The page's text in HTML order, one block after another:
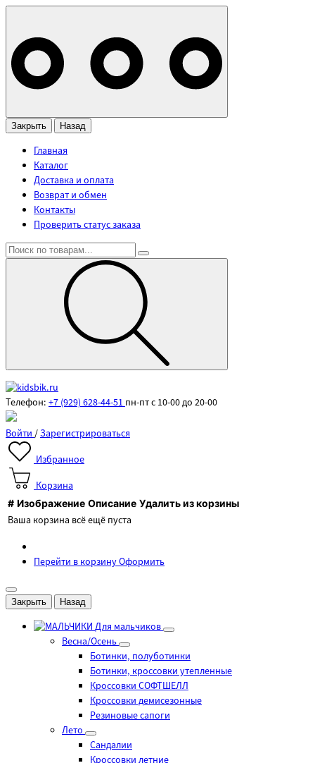
Закрыть Назад
Главная
Каталог
Доставка и оплата
Возврат и обмен
Контакты
Проверить статус заказа
Телефон: +7 (929) 628-44-51пн-пт с 10-00 до 20-00
Войти/Зарегистрироваться
Избранное
Корзина
# Изображение Описание Удалить из корзины
Ваша корзина всё ещё пуста
Перейти в корзинуОформить
Закрыть Назад
Для мальчиков
Весна/Осень
Ботинки, полуботинки
Ботинки, кроссовки утепленные
Кроссовки СОФТШЕЛЛ
Кроссовки демисезонные
Резиновые сапоги
Лето
Cандалии
Кроссовки летние